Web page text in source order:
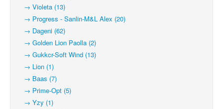
→ Violeta (13)
→ Progress - Sanlin-M&L Alex (20)
→ Dageni (62)
→ Golden Lion Paolla (2)
→ Gukkcr-Soft Wind (13)
→ Lion (1)
→ Baas (7)
→ Prime-Opt (5)
→ Yzy (1)